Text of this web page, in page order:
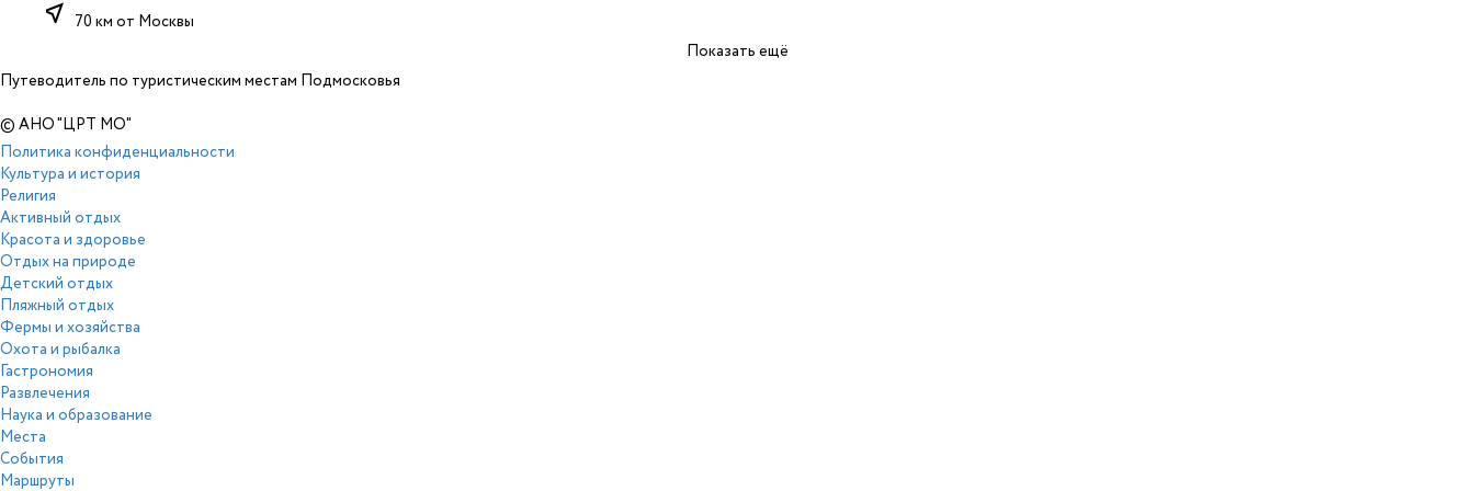
near_me 70 км от Москвы
Показать ещё
Путеводитель по туристическим местам Подмосковья
© АНО "ЦРТ МО"
Политика конфиденциальности
Культура и история
Религия
Активный отдых
Красота и здоровье
Отдых на природе
Детский отдых
Пляжный отдых
Фермы и хозяйства
Охота и рыбалка
Гастрономия
Развлечения
Наука и образование
Места
События
Маршруты